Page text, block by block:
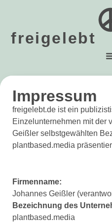
freigelebt
Impressum
freigelebt.de ist ein
Einzelunternehmen mit der
Geißler selbstgewählten
plantbased.media
Firmenname:
Johannes Geißler
Bezeichnung des
plantbased.media